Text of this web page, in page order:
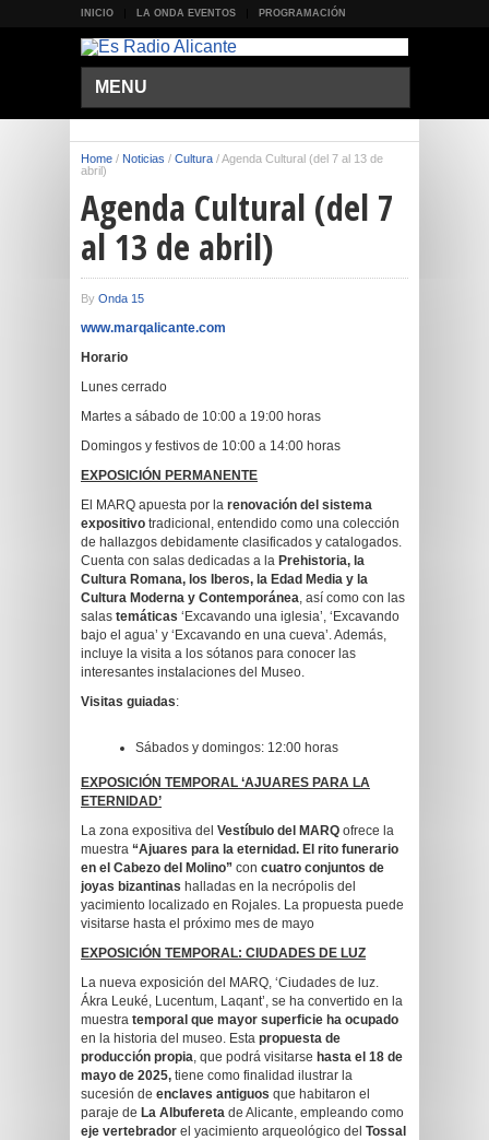
INICIO LA ONDA EVENTOS PROGRAMACIÓN
MENU
Home / Noticias / Cultura /Agenda Cultural (del 7 al 13 de
abril)
Agenda Cultural (del 7
al 13 de abril)
By Onda 15
www.marqalicante.com
Horario
Lunes cerrado
Martes a sábado de 10:00 a 19:00 horas
Domingos y festivos de 10:00 a 14:00 horas
EXPOSICIÓN PERMANENTE
El MARQ apuesta por la renovación del sistema
expositivo tradicional, entendido como una colección
de hallazgos debidamente clasificados y catalogados.
Cuenta con salas dedicadas a la Prehistoria, la
Cultura Romana, los Iberos, la Edad Media y la
Cultura Moderna y Contemporánea, así como con las
salas temáticas ‘Excavando una iglesia’, ‘Excavando
bajo el agua’ y ‘Excavando en una cueva’. Además,
incluye la visita a los sótanos para conocer las
interesantes instalaciones del Museo.
Visitas guiadas:
Sábados y domingos: 12:00 horas
EXPOSICIÓN TEMPORAL ‘AJUARES PARA LA
ETERNIDAD’
La zona expositiva del Vestíbulo del MARQ ofrece la
muestra “Ajuares para la eternidad. El rito funerario
en el Cabezo del Molino” con cuatro conjuntos de
joyas bizantinas halladas en la necrópolis del
yacimiento localizado en Rojales. La propuesta puede
visitarse hasta el próximo mes de mayo
EXPOSICIÓN TEMPORAL: CIUDADES DE LUZ
La nueva exposición del MARQ, ‘Ciudades de luz.
Ákra Leuké, Lucentum, Laqant’, se ha convertido en la
muestra temporal que mayor superficie ha ocupado
en la historia del museo. Esta propuesta de
producción propia, que podrá visitarse hasta el 18 de
mayo de 2025, tiene como finalidad ilustrar la
sucesión de enclaves antiguos que habitaron el
paraje de La Albufereta de Alicante, empleando como
eje vertebrador el yacimiento arqueológico del Tossal